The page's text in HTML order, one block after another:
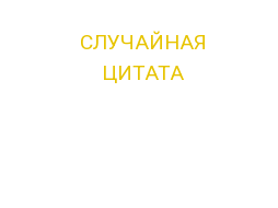
СЛУЧАЙНАЯ
ЦИТАТА